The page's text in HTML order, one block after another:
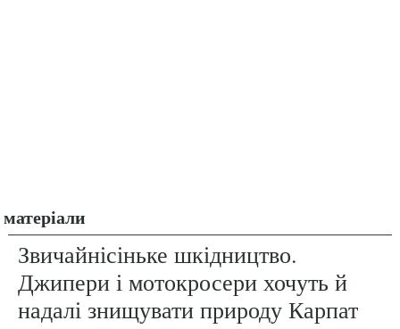
матеріали
Звичайнісіньке шкідництво.
Джипери і мотокросери хочуть й
надалі знищувати природу Карпат